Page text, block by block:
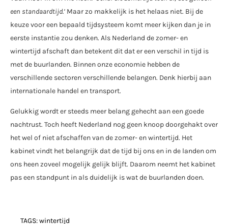
een standaardtijd.’ Maar zo makkelijk is het helaas niet. Bij de
keuze voor een bepaald tijdsysteem komt meer kijken dan je in
eerste instantie zou denken. Als Nederland de zomer- en
wintertijd afschaft dan betekent dit dat er een verschil in tijd is
met de buurlanden. Binnen onze economie hebben de
verschillende sectoren verschillende belangen. Denk hierbij aan
internationale handel en transport.
Gelukkig wordt er steeds meer belang gehecht aan een goede
nachtrust. Toch heeft Nederland nog geen knoop doorgehakt over
het wel of niet afschaffen van de zomer- en wintertijd. Het
kabinet vindt het belangrijk dat de tijd bij ons en in de landen om
ons heen zoveel mogelijk gelijk blijft. Daarom neemt het kabinet
pas een standpunt in als duidelijk is wat de buurlanden doen.
TAGS:wintertijd